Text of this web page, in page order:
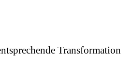
Transformation